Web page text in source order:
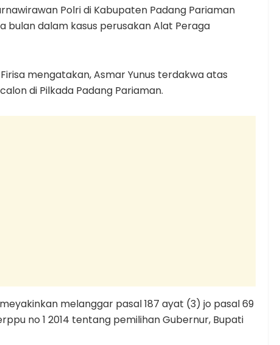
Polri di Kabupaten Padang Pariaman
bulan dalam kasus perusakan Alat Peraga
mengatakan, Asmar Yunus terdakwa atas
di Pilkada Padang Pariaman.
melanggar pasal 187 ayat (3) jo pasal 69
no 1 2014 tentang pemilihan Gubernur, Bupati